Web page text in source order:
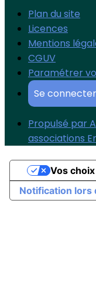
Plan du site
Licences
Mentions
CGUV
Paramétrer
Se connecter
Propulsé par
associations
Notification lors
Vos